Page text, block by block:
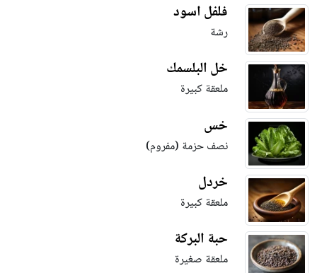
فلفل اسود
رشة
خل البلسمك
ملعقة كبيرة
خس
نصف حزمة (مفروم)
خردل
ملعقة كبيرة
حبة البركة
ملعقة صغيرة